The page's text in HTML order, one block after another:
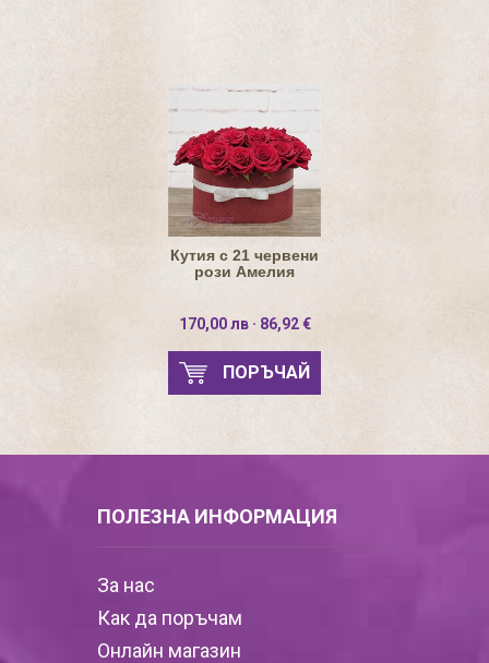
Кутия с 21 червени
рози Амелия
170,00 лв · 86,92 €
ПОРЪЧАЙ
ПОЛЕЗНА ИНФОРМАЦИЯ
За нас
Как да поръчам
Онлайн магазин